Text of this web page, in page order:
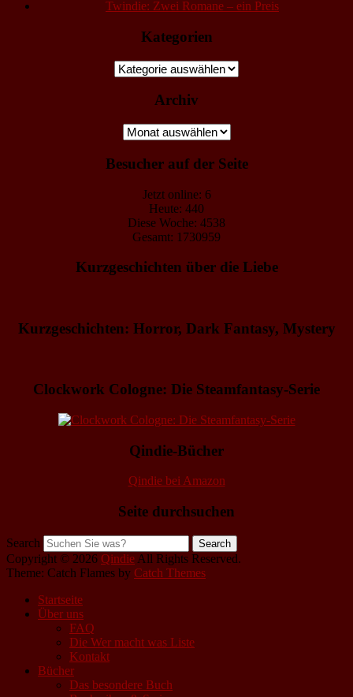
Twindie: Zwei Romane – ein Preis
Kategorien
Kategorien
Archiv
Archiv
Besucher auf der Seite
Jetzt online: 6
Heute: 440
Diese Woche: 4538
Gesamt: 1730959
Kurzgeschichten über die Liebe
Kurzgeschichten: Horror, Dark Fantasy, Mystery
Clockwork Cologne: Die Steamfantasy-Serie
Qindie-Bücher
Qindie bei Amazon
Seite durchsuchen
Search
Copyright © 2026 Qindie All Rights Reserved.
Theme: Catch Flames by Catch Themes
Startseite
Über uns
FAQ
Die Wer macht was Liste
Kontakt
Bücher
Das besondere Buch